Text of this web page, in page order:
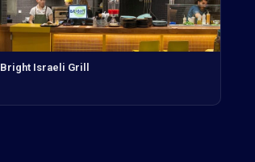
Bright Israeli Grill